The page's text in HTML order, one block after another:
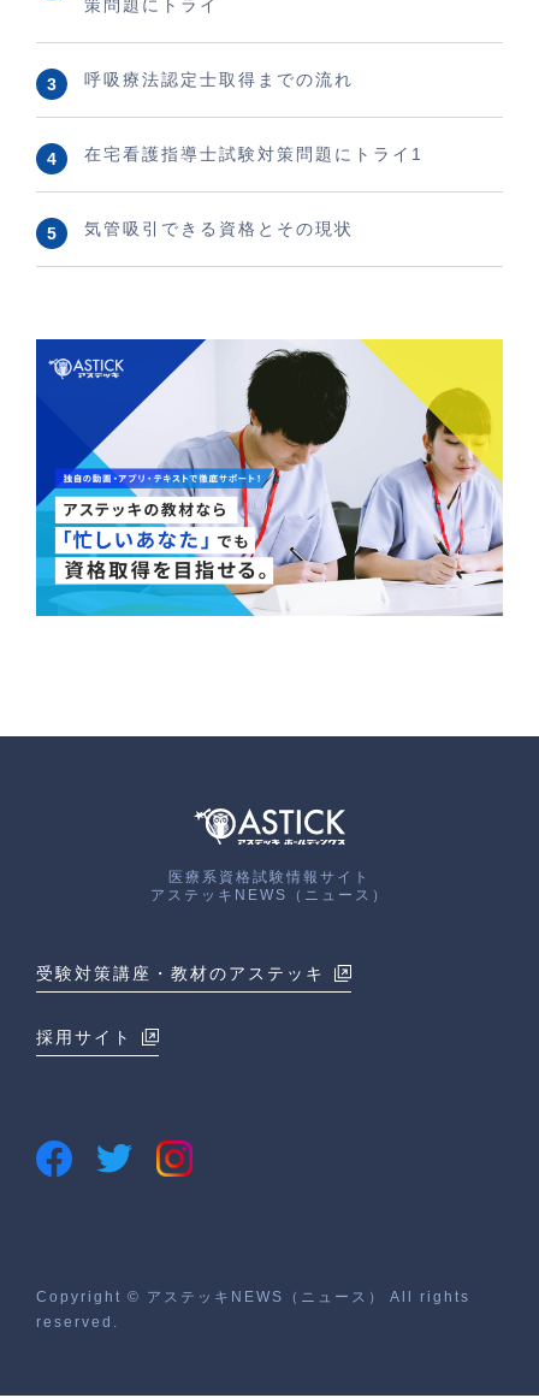
策問題にトライ
呼吸療法認定士取得までの流れ
在宅看護指導士試験対策問題にトライ1
気管吸引できる資格とその現状
医療系資格試験情報サイト
アステッキNEWS（ニュース）
受験対策講座・教材のアステッキ
採用サイト
Copyright © アステッキNEWS（ニュース） All rights
reserved.